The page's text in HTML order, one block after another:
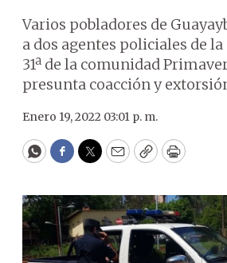
Varios pobladores de
a dos agentes policiales de
31ª de la comunidad
presunta coacción y
Enero 19, 2022 03:01 p. m.
WhatsApp
Facebook
Twitter
EmailCopyPrint